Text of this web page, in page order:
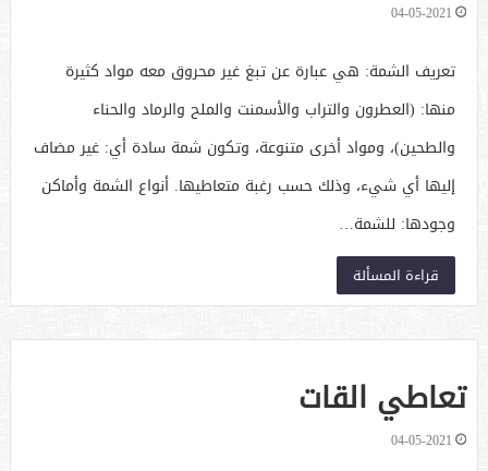
04-05-2021
تعريف الشمة: هي عبارة عن تبغ غير محروق معه مواد كثيرة
منها: (العطرون والتراب والأسمنت والملح والرماد والحناء
والطحين)، ومواد أخرى متنوعة، وتكون شمة سادة أي: غير مضاف
إليها أي شيء، وذلك حسب رغبة متعاطيها. أنواع الشمة وأماكن
وجودها: للشمة…
قراءة المسألة
تعاطي القات
04-05-2021